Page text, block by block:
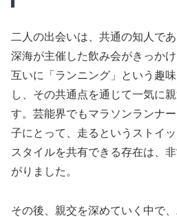
二人の出会いは、共通の知人で
深海が主催した飲み会がきっか
互いに「ランニング」という趣
し、その共通点を通じて一気に
す。芸能界でもマラソンランナ
子にとって、走るというストイ
スタイルを共有できる存在は、
がりました。
その後、親交を深めていく中で